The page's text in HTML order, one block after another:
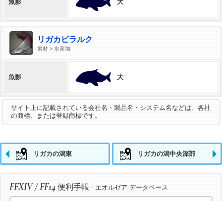
魚影 大
リガカピラルク
素材 > 水産物
魚影 大
サイト上に記載されている会社名・製品名・システム名などは、各社
の商標、または登録商標です。
リガカの潟東 リガカの潟中央深部
FFXIV / FF14 便利手帳 - エオルゼア データベース